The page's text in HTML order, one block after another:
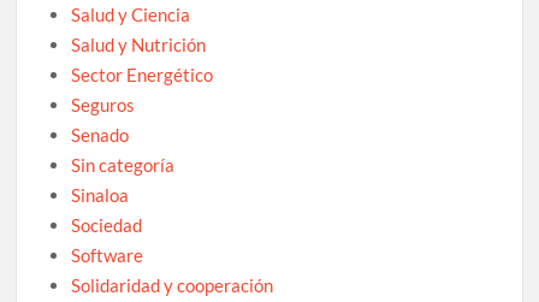
Salud y Ciencia
Salud y Nutrición
Sector Energético
Seguros
Senado
Sin categoría
Sinaloa
Sociedad
Software
Solidaridad y cooperación